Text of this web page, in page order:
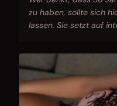
zu haben, sollte sich
lassen. Sie setzt auf